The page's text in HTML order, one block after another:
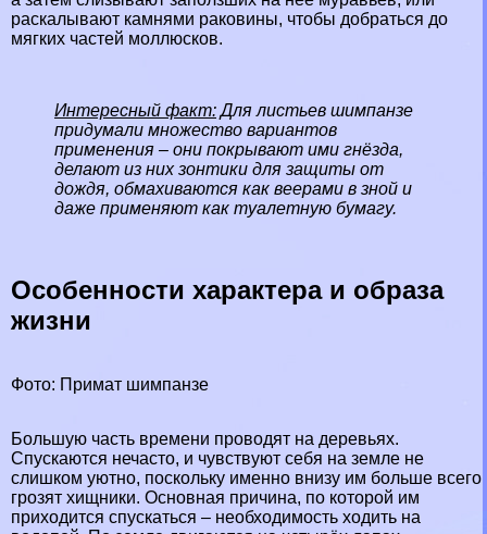
раскалывают камнями paковины, чтобы добраться до
мягких частей моллюсков.
Интересный факт:Для листьев шимпанзе
придумали множество вариантов
применения – они покрывают ими гнёзда,
делают из них зонтики для защиты от
дождя, обмахиваются как веерами в зной и
даже применяют как туалетную бумагу.
Особенности хаpaктера и образа
жизни
Фото: Примат шимпанзе
Большую часть времени проводят на деревьях.
Спускаются нечасто, и чувствуют себя на земле не
слишком уютно, поскольку именно внизу им больше всего
грозят хищники. Основная причина, по которой им
приходится спускаться – необходимость ходить на